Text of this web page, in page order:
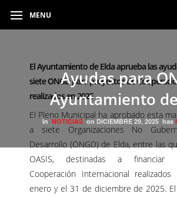
MENU
Ayudas para
Ayuntamiento
InNOTICIAS on DICIEMBRE 29, 2025 has
El Ayuntamiento de Elda aprueba las
siete ONGD para proyectos de
realizados en 2025
El Pleno Municipal ha aprobado esta
a siete Organizaciones No
Desarrollo (ONGD) de Elda, entre las
OASIS, destinadas a financiar
Cooperación Internacional
enero y el 31 de diciembre de 2025.